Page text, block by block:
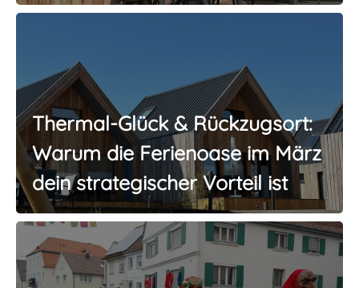
Thermal-Glück & Rückzugsort:
Warum die Ferienoase im März
dein strategischer Vorteil ist